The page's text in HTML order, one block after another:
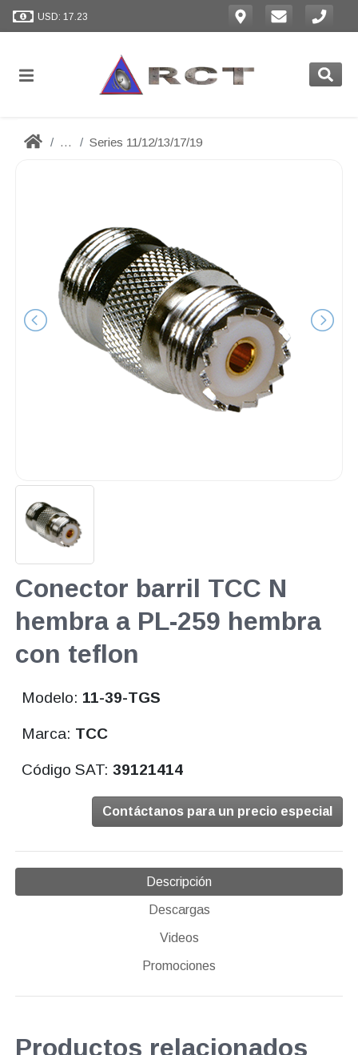
USD: 17.23
... Series 11/12/13/17/19
Conector barril TCC N
hembra a PL-259 hembra
con teflon
Modelo: 11-39-TGS
Marca: TCC
Código SAT:39121414
Contáctanos para un precio especial
Descripción
Descargas
Videos
Promociones
Productos relacionados